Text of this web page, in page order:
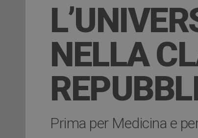
NELLA
Prima per Medicina e